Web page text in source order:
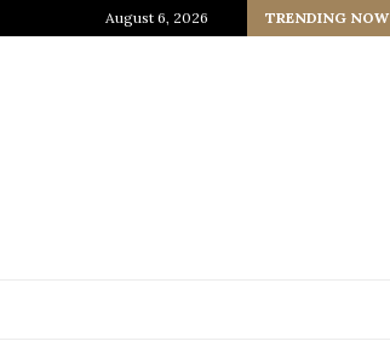
August 6, 2026 TRENDING NOW
জাপানি আধ্যাত্মিকতার ছোঁয়া